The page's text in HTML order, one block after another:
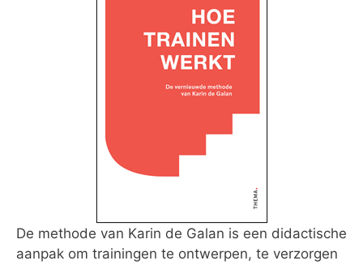
De methode van Karin de Galan is een didactische
aanpak om trainingen te ontwerpen, te verzorgen